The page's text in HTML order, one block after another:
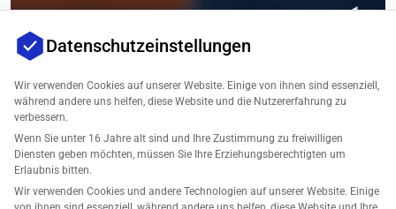
Verkaufen auf Amazon
Alibaba vs. Amazon – Besonderheiten &
Daniel Hannig
Verkaufen auf Amazon
Temu vs. Amazon – 5 Gründe, warum Amazon
Datenschutzeinstellungen
Wir verwenden Cookies auf unserer Website. Einige von ihnen sind essenziell,
während andere uns helfen, diese Website und die Nutzererfahrung zu
verbessern.
Wenn Sie unter 16 Jahre alt sind und Ihre Zustimmung zu freiwilligen
Diensten geben möchten, müssen Sie Ihre Erziehungsberechtigten um
Erlaubnis bitten.
Wir verwenden Cookies und andere Technologien auf unserer Website. Einige